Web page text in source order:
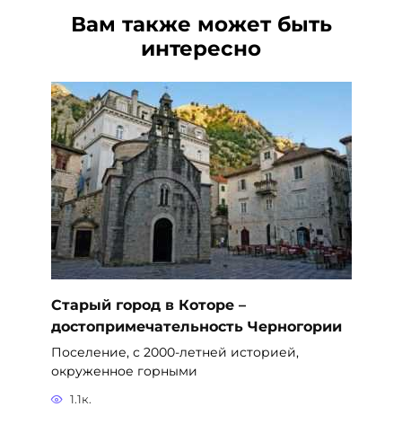
Вам также может быть
интересно
Старый город в Которе –
достопримечательность Черногории
Поселение, с 2000-летней историей,
окруженное горными
1.1к.